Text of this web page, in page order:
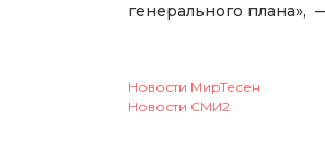
генерального плана»,
Новости МирТесен
Новости СМИ2